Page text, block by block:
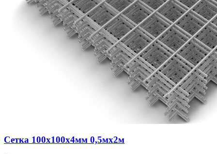
Сетка 100х100х4мм 0,5мх2м